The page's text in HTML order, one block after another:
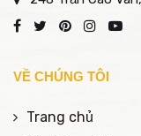
VỀ CHÚNG TÔI
Trang chủ